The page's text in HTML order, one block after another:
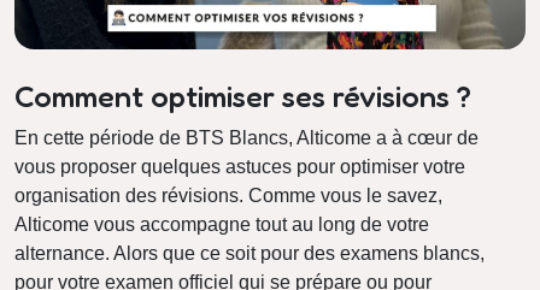
Comment optimiser ses révisions ?
En cette période de BTS Blancs, Alticome a à cœur de
vous proposer quelques astuces pour optimiser votre
organisation des révisions. Comme vous le savez,
Alticome vous accompagne tout au long de votre
alternance. Alors que ce soit pour des examens blancs,
pour votre examen officiel qui se prépare ou pour